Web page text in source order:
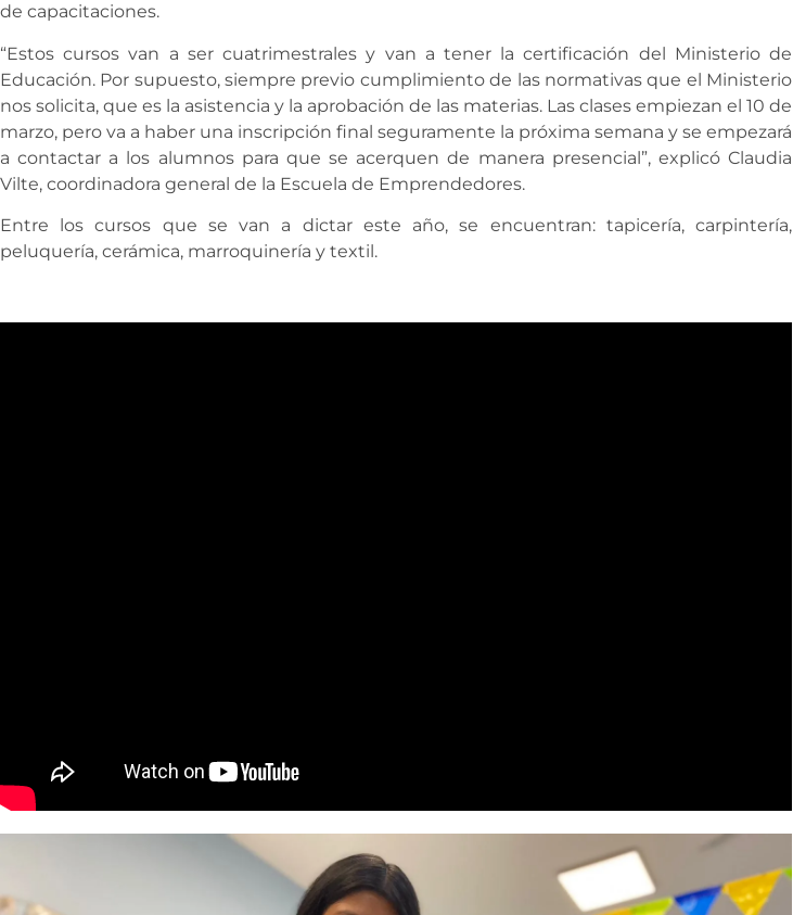
de capacitaciones.
“Estos cursos van a ser cuatrimestrales y van a tener la certificación del Ministerio de
Educación. Por supuesto, siempre previo cumplimiento de las normativas que el Ministerio
nos solicita, que es la asistencia y la aprobación de las materias. Las clases empiezan el 10 de
marzo, pero va a haber una inscripción final seguramente la próxima semana y se empezará
a contactar a los alumnos para que se acerquen de manera presencial”, explicó Claudia
Vilte, coordinadora general de la Escuela de Emprendedores.
Entre los cursos que se van a dictar este año, se encuentran: tapicería, carpintería,
peluquería, cerámica, marroquinería y textil.